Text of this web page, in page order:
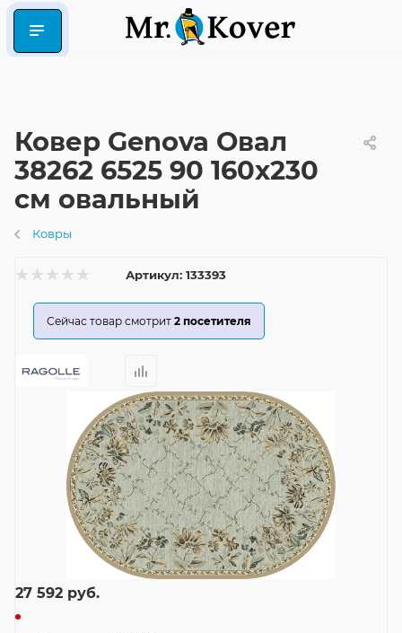
Ковер Genova Овал
38262 6525 90 160x230
см овальный
Ковры
Артикул: 133393
Сейчас товар смотрит 2 посетителя
27 592 руб.